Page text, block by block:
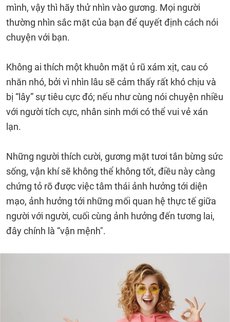
mình, vậy thì hãy thử nhìn vào gương. Mọi người
thường nhìn sắc mặt của bạn để quyết định cách nói
chuyện với bạn.
Không ai thích một khuôn mặt ủ rũ xám xịt, cau có
nhăn nhó, bởi vì nhìn lâu sẽ cảm thấy rất khó chịu và
bị “lây” sự tiêu cực đó; nếu như cùng nói chuyện nhiều
với người tích cực, nhân sinh mới có thể vui vẻ xán
lạn.
Những người thích cười, gương mặt tươi tắn bừng sức
sống, vận khí sẽ không thể không tốt, điều này càng
chứng tỏ rõ được việc tâm thái ảnh hưởng tới diện
mạo, ảnh hưởng tới những mối quan hệ thực tế giữa
người với người, cuối cùng ảnh hưởng đến tương lai,
đây chính là “vận mệnh".